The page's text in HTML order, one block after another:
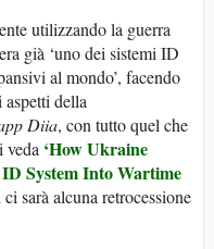
utilizzando la guerra
già ‘uno dei sistemi ID
al mondo’, facendo
della
Diia, con tutto quel che
veda ‘How Ukraine
System Into Wartime
sarà alcuna retrocessione